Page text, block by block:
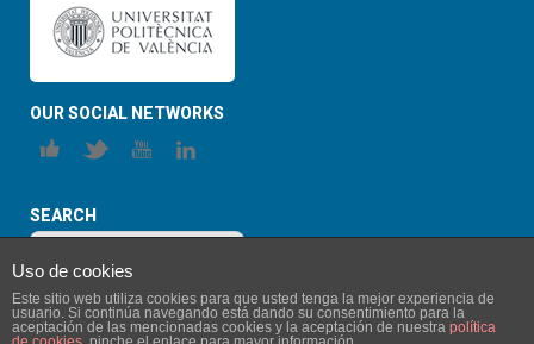
OUR SOCIAL NETWORKS
SEARCH
Uso de cookies
Este sitio web utiliza cookies para que usted tenga la mejor experiencia de
usuario. Si continúa navegando está dando su consentimiento para la
aceptación de las mencionadas cookies y la aceptación de nuestra política